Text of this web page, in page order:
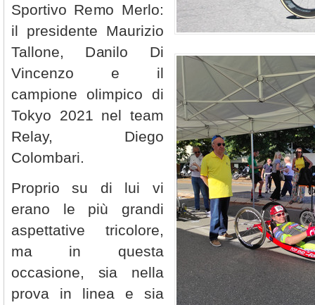
Sportivo Remo Merlo:
il presidente Maurizio
Tallone, Danilo Di
Vincenzo e il
campione olimpico di
Tokyo 2021 nel team
Relay, Diego
Colombari.
Proprio su di lui vi
erano le più grandi
aspettative tricolore,
ma in questa
occasione, sia nella
prova in linea e sia